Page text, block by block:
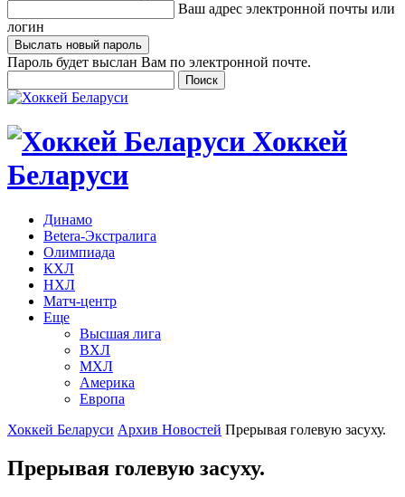
Ваш адрес электронной почты или
логин
Пароль будет выслан Вам по электронной почте.
Хоккей
Беларуси
Динамо
Betera-Экстралига
Олимпиада
КХЛ
НХЛ
Матч-центр
Еще
Высшая лига
ВХЛ
МХЛ
Америка
Европа
Хоккей Беларуси Архив Новостей Прерывая голевую засуху.
Прерывая голевую засуху.